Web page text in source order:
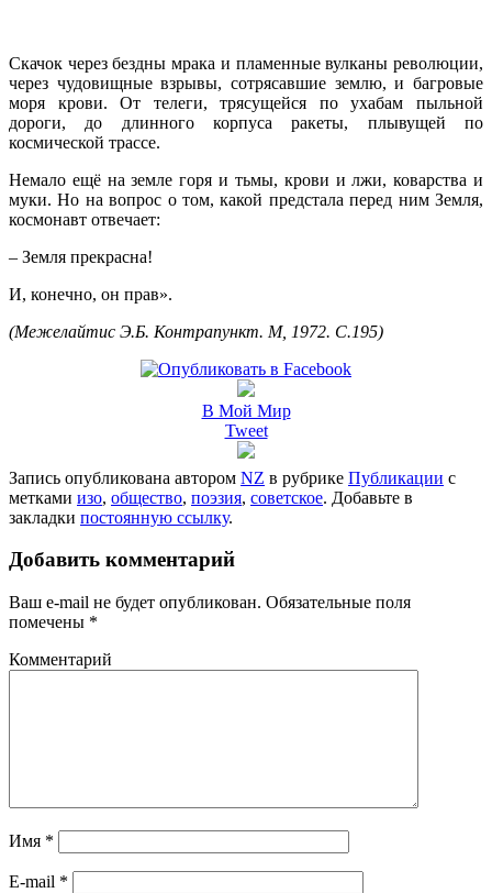
Скачок через бездны мрака и пламенные вулканы революции,
через чудовищные взрывы, сотрясавшие землю, и багровые
моря крови. От телеги, трясущейся по ухабам пыльной
дороги, до длинного корпуса ракеты, плывущей по
космической трассе.
Немало ещё на земле горя и тьмы, крови и лжи, коварства и
муки. Но на вопрос о том, какой предстала перед ним Земля,
космонавт отвечает:
– Земля прекрасна!
И, конечно, он прав».
(Межелайтис Э.Б. Контрапункт. М, 1972. С.195)
В Мой Мир
Tweet
Запись опубликована автором NZ в рубрике Публикации с
метками изо, общество, поэзия, советское. Добавьте в
закладки постоянную ссылку.
Добавить комментарий
Ваш e-mail не будет опубликован. Обязательные поля
помечены *
Комментарий
Имя *
E-mail *